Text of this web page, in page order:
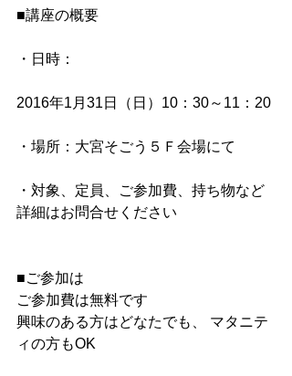
■講座の概要
・日時：
2016年1月31日（日）10：30～11：20
・場所：大宮そごう５Ｆ会場にて
・対象、定員、ご参加費、持ち物など
詳細はお問合せください
■ご参加は
ご参加費は無料です
興味のある方はどなたでも、 マタニテ
ィの方もOK